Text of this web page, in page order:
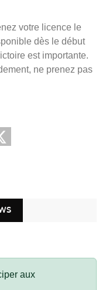
votre licence le
dès le début
est importante.
ne prenez pas
aux